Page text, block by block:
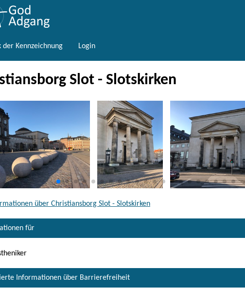
der Kennzeichnung Login
Slot - Slotskirken
über Christiansborg Slot - Slotskirken
für
Informationen über Barrierefreiheit